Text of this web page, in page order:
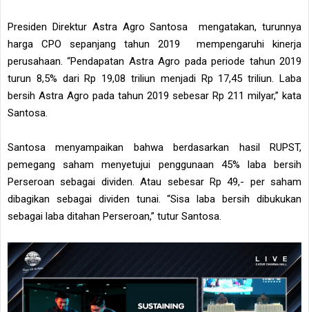
Presiden Direktur Astra Agro Santosa mengatakan, turunnya
harga CPO sepanjang tahun 2019 mempengaruhi kinerja
perusahaan. “Pendapatan Astra Agro pada periode tahun 2019
turun 8,5% dari Rp 19,08 triliun menjadi Rp 17,45 triliun. Laba
bersih Astra Agro pada tahun 2019 sebesar Rp 211 milyar,” kata
Santosa.
Santosa menyampaikan bahwa berdasarkan hasil RUPST,
pemegang saham menyetujui penggunaan 45% laba bersih
Perseroan sebagai dividen. Atau sebesar Rp 49,- per saham
dibagikan sebagai dividen tunai. “Sisa laba bersih dibukukan
sebagai laba ditahan Perseroan,” tutur Santosa.